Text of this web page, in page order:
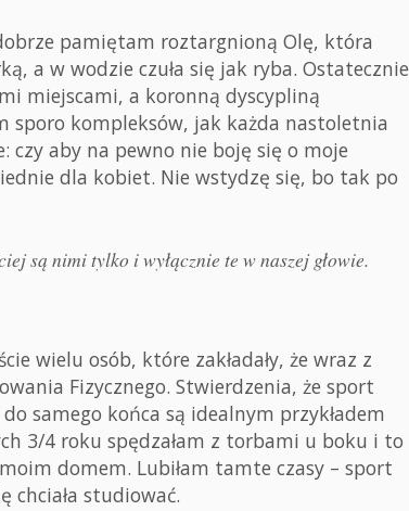
pamiętam roztargnioną Olę, która
a w wodzie czuła się jak ryba. Ostatecznie
miejscami, a koronną dyscypliną
sporo kompleksów, jak każda nastoletnia
aby na pewno nie boję się o moje
dla kobiet. Nie wstydzę się, bo tak po
są nimi tylko i wyłącznie te w naszej głowie.
wielu osób, które zakładały, że wraz z
Fizycznego. Stwierdzenia, że sport
samego końca są idealnym przykładem
3/4 roku spędzałam z torbami u boku i to
domem. Lubiłam tamte czasy – sport
chciała studiować.